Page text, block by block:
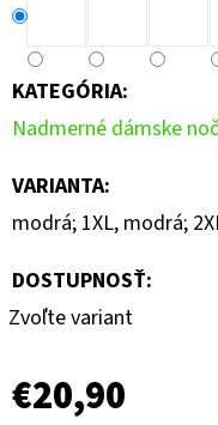
KATEGÓRIA:
Nadmerné dámske
VARIANTA:
modrá; 1XL, modrá;
DOSTUPNOSŤ:
Zvoľte variant
€20,90